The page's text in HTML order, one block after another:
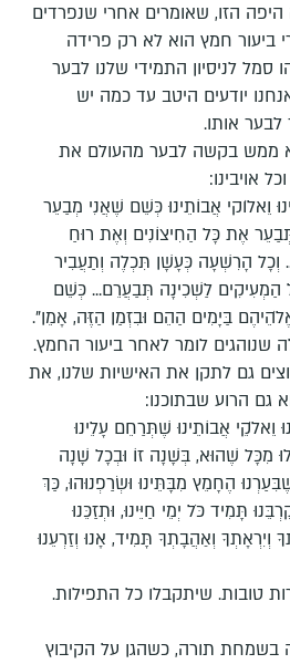
הזו, שאומרים אחרי שנפרדים
ביעור חמץ הוא לא רק פרידה
סמל לניסיון התמידי שלנו לבער
יודעים היטב עד כמה יש
לבער אותו.
ממש בקשה לבער מהעולם את
אויבינו:
וֵאלֹוקי אֲבוֹתֵינוּ כְּשֵׁם שֶׁאֲנִי מְבַעֵר
אֶת כָּל הַחִיצוֹנִים וְאֶת רוּחַ
הָרִשְׁעָה כְּעָשָׁן תִּכְלֶה וְתַעֲבִיר
הַמְעִיקִים לַשְׁכִינָה תְּבַעֲרֵם... כְּשֵׁם
בַּיָמִים הַהֵם וּבִזְמַן הַזֶּה, אָמֵן".
שנוהגים לומר לאחר ביעור החמץ.
גם לתקן את האישיות שלנו, את
גם הרוע שבתוכנו:
וֵאלֹקֵי אֲבוֹתֵינוּ שֶׁתְּרַחֵם עָלֵינוּ
מִכָּל שֶׁהוּא, בְּשָׁנָה זוֹ וּבְכָל שָׁנָה
הֶחָמֵץ מִבָּתֵּינוּ וּשְׂרַפְנוּהוּ, כַּךְ
תָּמִיד כֹּל יְמֵי חַיֵּינוּ, וּתְזַכֵּנוּ
וְיִרְאָתְךָ וְאַהֲבָתְךָ תָּמִיד, אָנוּ וְזַרְעֵנוּ
טובות. שיתקבלו כל התפילות.
בשמחת תורה, כשהגן על הקיבוץ